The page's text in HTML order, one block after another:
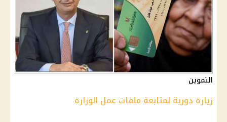
التموين
زيارة دورية لمتابعة ملفات عمل الوزارة